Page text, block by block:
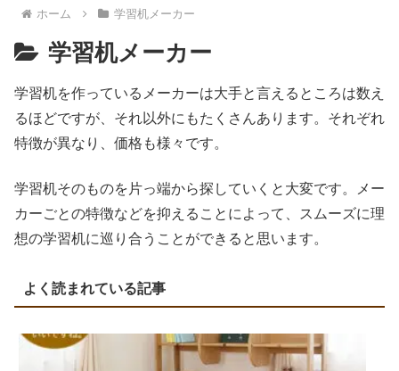
ホーム 学習机メーカー
学習机メーカー
学習机を作っているメーカーは大手と言えるところは数え
るほどですが、それ以外にもたくさんあります。それぞれ
特徴が異なり、価格も様々です。
学習机そのものを片っ端から探していくと大変です。メー
カーごとの特徴などを抑えることによって、スムーズに理
想の学習机に巡り合うことができると思います。
よく読まれている記事